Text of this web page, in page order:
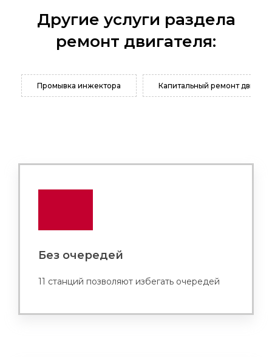
Другие услуги раздела
ремонт двигателя:
Промывка инжектора Капитальный ремонт
Без очередей
11 станций позволяют избегать очередей